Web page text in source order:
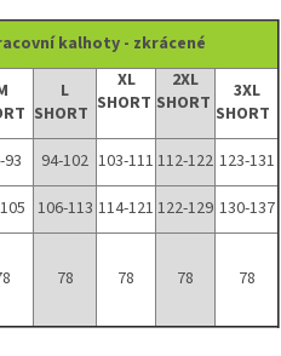
kalhoty - zkrácené
L
SHORT
XL
SHORT
2XL
SHORT
3XL
SHORT
93 94-102 103-111 112-122 123-131
106-113 114-121 122-129 130-137
78 78 78 78